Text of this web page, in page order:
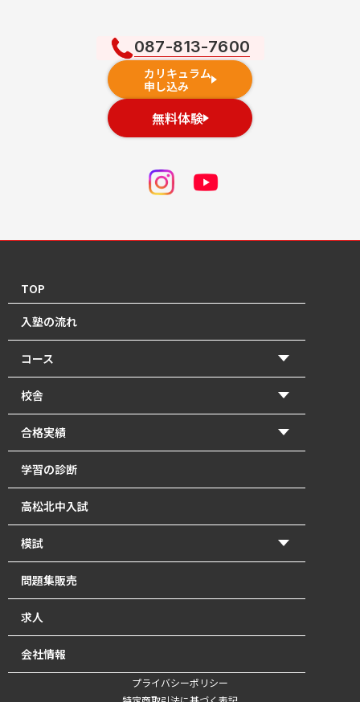
087-813-7600
カリキュラム
申し込み
無料体験
TOP
入塾の流れ
コース
【2026年度前期】小学5・6年生(北中受験コース)
【2026年度前期】小学5・6年生(一般進学コース)
【2026年度前期】中学1･2年生
【2026年度前期】中学3年生
塾長直接指導の「塾長クラス」｜瓦町で中学生の個別
指導
【2026年度前期】高校1～3年生・既卒生
英単語道場
オンライン講座【開校準備中】
校舎
香東校（円座町）
瓦町校
合格実績
2026年 高校入試 合格体験記
2025年 高校入試 合格体験記
2025年 北中入試 合格体験記
2024年 高校入試 合格体験記
2024年 北中入試 合格体験記
学習の診断
高松北中入試
模試
かとうもし
問題集販売
求人
会社情報
プライバシーポリシー